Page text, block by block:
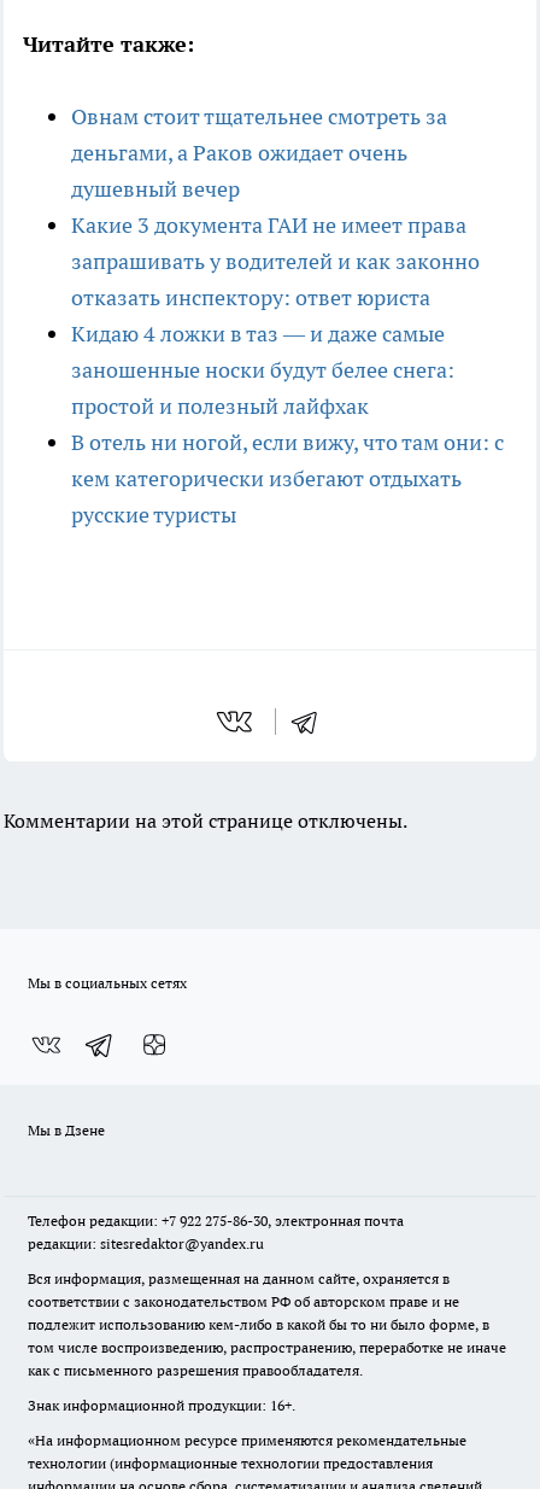
Читайте также:
Овнам стоит тщательнее смотреть за
деньгами, а Раков ожидает очень
душевный вечер
Какие 3 документа ГАИ не имеет права
запрашивать у водителей и как законно
отказать инспектору: ответ юриста
Кидаю 4 ложки в таз — и даже самые
заношенные носки будут белее снега:
простой и полезный лайфхак
В отель ни ногой, если вижу, что там они: с
кем категорически избегают отдыхать
русские туристы
Комментарии на этой странице отключены.
Мы в социальных сетях
Мы в Дзене
Телефон редакции: +7 922 275-86-30, электронная почта
редакции: sitesredaktor@yandex.ru
Вся информация, размещенная на данном сайте, охраняется в
соответствии с законодательством РФ об авторском праве и не
подлежит использованию кем-либо в какой бы то ни было форме, в
том числе воспроизведению, распространению, переработке не иначе
как с письменного разрешения правообладателя.
Знак информационной продукции: 16+.
«На информационном ресурсе применяются рекомендательные
технологии (информационные технологии предоставления